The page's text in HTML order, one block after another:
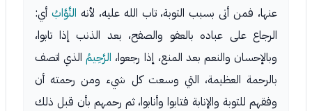
عنها، فمن أتى بسبب التوبة، تاب الله عليه، لأنه التَّوَّابُ أي:
الرجاع على عباده بالعفو والصفح، بعد الذنب إذا تابوا،
وبالإحسان والنعم بعد المنع، إذا رجعوا، الرَّحِيمُالذي اتصف
بالرحمة العظيمة، التي وسعت كل شيء ومن رحمته أن
وفقهم للتوبة والإنابة فتابوا وأنابوا، ثم رحمهم بأن قبل ذلك